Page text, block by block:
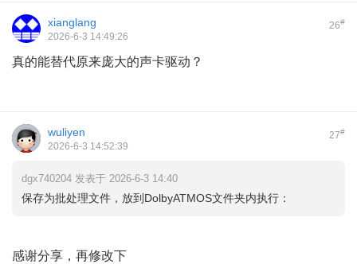
26#
xianglang
2026-6-3 14:49:26
真的能替代原来庞大的声卡驱动？
27#
wuliyen
2026-6-3 14:52:39
dgx740204 发表于 2026-6-3 14:40
保存为批处理文件，放到DolbyATMOS文件夹内执行：
感谢分享，再修改下